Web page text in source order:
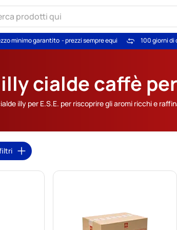
minimo garantito- prezzi sempre equi 100 giorni di
illy cialde caffè per
illy per E.S.E. per riscoprire gli aromi ricchi e